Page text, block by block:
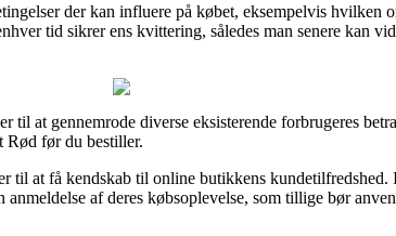
der kan influere på købet, eksempelvis hvilken
tid sikrer ens kvittering, således man senere kan
at gennemrode diverse eksisterende forbrugeres
Rød før du bestiller.
til at få kendskab til online butikkens
af deres købsoplevelse, som tillige bør